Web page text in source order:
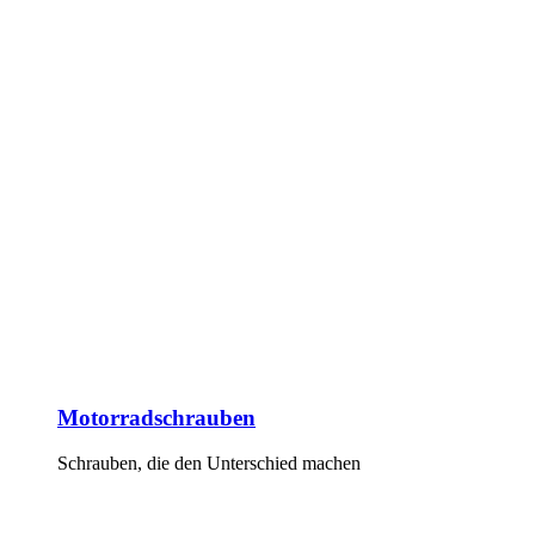
Motorradschrauben
Schrauben, die den Unterschied machen